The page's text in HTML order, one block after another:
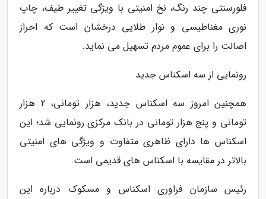
فلورسنتی چند رنگ، نخ امنیتی با ویژگی تغییر طیف، چاپ
نوری مغناطیسی و نوار طلایی درخشان است که احراز
اصالت را برای عموم مردم تسهیل می نماید.
رونمایی از سه اسکناس جدید
همچنین امروز سه اسکناس جدید، هزار تومانی، 2 هزار
تومانی و پنج هزار تومانی در بانک مرکزی رونمایی شد؛ این
اسکناس ها دارای ظاهری متفاوت و ویژگی های امنیتی
بالاتر در مقایسه با اسکناس های قدیمی است.
رئیس سازمان فراوری اسکناس و مسکوک درباره این